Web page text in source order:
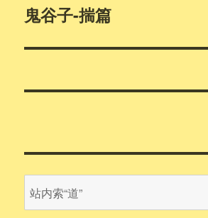
下
文
鬼谷子-揣篇
内